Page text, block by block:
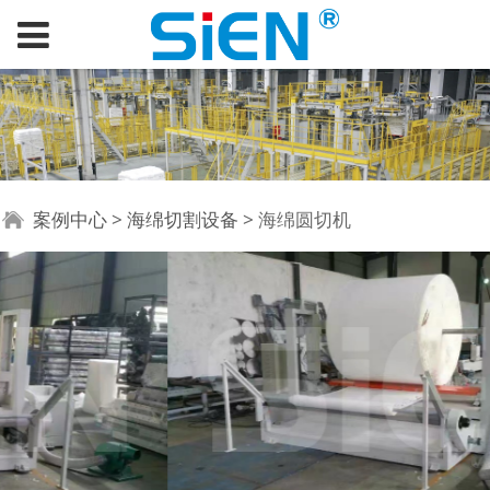
海绵圆切机
案例中心 > 海绵切割设备 > 海绵圆切机